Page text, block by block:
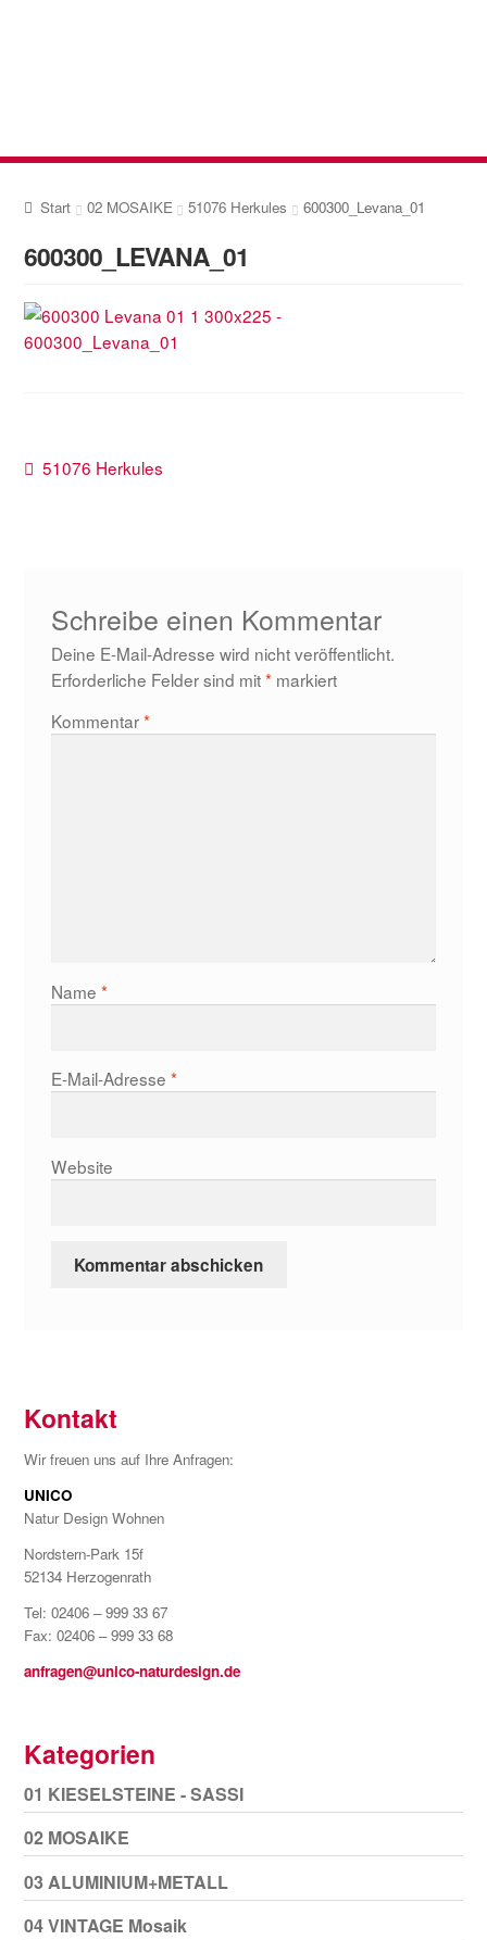
Start 02 MOSAIKE 51076 Herkules 600300_Levana_01
600300_LEVANA_01
Beitragsnavigation
Vorheriger
51076 Herkules
Schreibe einen Kommentar
Deine E-Mail-Adresse wird nicht veröffentlicht.
Erforderliche Felder sind mit* markiert
Kommentar*
Name *
E-Mail-Adresse *
Website
Kontakt
Wir freuen uns auf Ihre Anfragen:
UNICO
Natur Design Wohnen
Nordstern-Park 15f
52134 Herzogenrath
Tel: 02406 – 999 33 67
Fax: 02406 – 999 33 68
anfragen@unico-naturdesign.de
Kategorien
01 KIESELSTEINE - SASSI
02 MOSAIKE
03 ALUMINIUM+METALL
04 VINTAGE Mosaik